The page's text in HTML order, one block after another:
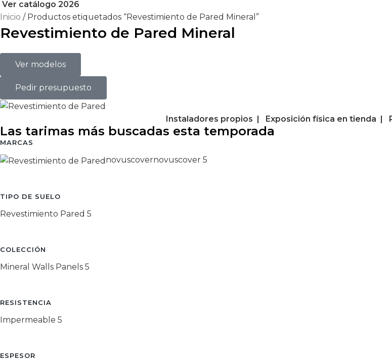
Ver catálogo 2026
Inicio
Productos etiquetados “Revestimiento de Pared Mineral”
Revestimiento de Pared Mineral
Ver modelos
Pedir presupuesto
Instaladores propios | Exposición física en tienda |
Las tarimas más buscadas esta temporada
MARCAS
novuscovernovuscover 5
TIPO DE SUELO
Revestimiento Pared 5
COLECCIÓN
Mineral Walls Panels 5
RESISTENCIA
Impermeable 5
ESPESOR